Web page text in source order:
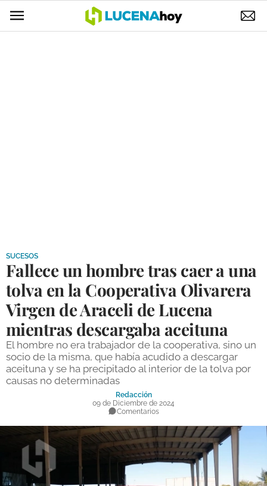
DEPORTES
COMPETICIONES
DEPORTE BASE
OPINIÓN
VENTANA CIUDADANA
PROVINCIA
SUBBÉTICA HOY
SALUD
SUCESOS
Fallece un hombre tras caer a una
tolva en la Cooperativa Olivarera
Virgen de Araceli de Lucena
mientras descargaba aceituna
El hombre no era trabajador de la cooperativa, sino un
socio de la misma, que había acudido a descargar
aceituna y se ha precipitado al interior de la tolva por
causas no determinadas
Redacción
09 de Diciembre de 2024
Comentarios